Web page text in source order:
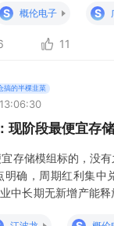
S 概伦电子 S
11
搞的半棵韭菜
阶段最便宜存
存储模组标的，没
明确，周期红利集
中长期无新增产能